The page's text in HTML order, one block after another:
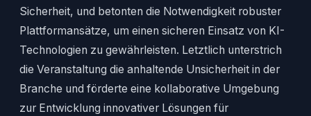
Sicherheit, und betonten die Notwendigkeit robuster
Plattformansätze, um einen sicheren Einsatz von KI-
Technologien zu gewährleisten. Letztlich unterstrich
die Veranstaltung die anhaltende Unsicherheit in der
Branche und förderte eine kollaborative Umgebung
zur Entwicklung innovativer Lösungen für